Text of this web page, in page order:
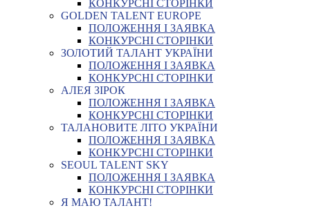
КОНКУРСНІ СТОРІНКИ
GOLDEN TALENT EUROPE
ПОЛОЖЕННЯ І ЗАЯВКА
КОНКУРСНІ СТОРІНКИ
ЗОЛОТИЙ ТАЛАНТ УКРАЇНИ
ПОЛОЖЕННЯ І ЗАЯВКА
КОНКУРСНІ СТОРІНКИ
АЛЕЯ ЗІРОК
ПОЛОЖЕННЯ І ЗАЯВКА
КОНКУРСНІ СТОРІНКИ
ТАЛАНОВИТЕ ЛІТО УКРАЇНИ
ПОЛОЖЕННЯ І ЗАЯВКА
КОНКУРСНІ СТОРІНКИ
SEOUL TALENT SKY
ПОЛОЖЕННЯ І ЗАЯВКА
КОНКУРСНІ СТОРІНКИ
Я МАЮ ТАЛАНТ!